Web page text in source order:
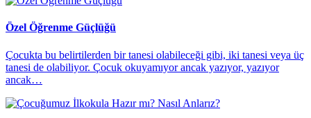
Özel Öğrenme Güçlüğü
Çocukta bu belirtilerden bir tanesi olabileceği gibi, iki tanesi veya üç
tanesi de olabiliyor. Çocuk okuyamıyor ancak yazıyor, yazıyor
ancak…